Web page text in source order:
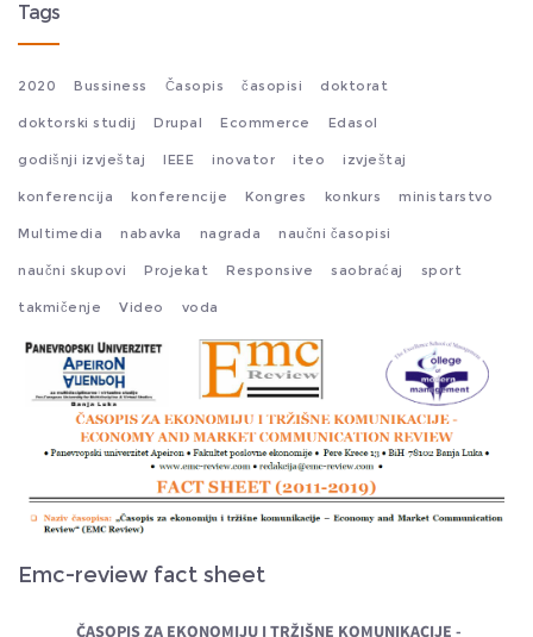
Tags
2020 Bussiness Časopis časopisi doktorat
doktorski studij Drupal Ecommerce Edasol
godišnji izvještaj IEEE inovator iteo izvještaj
konferencija konferencije Kongres konkurs ministarstvo
Multimedia nabavka nagrada naučni časopisi
naučni skupovi Projekat Responsive saobraćaj sport
takmičenje Video voda
emc-fact-sheet-srp1.png
Emc-review fact sheet
ČASOPIS ZA EKONOMIJU I TRŽIŠNE KOMUNIKACIJE -